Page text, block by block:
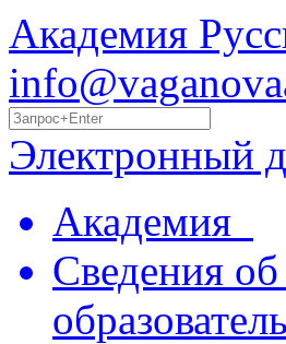
Академия
Электронный
Академия
Сведения об